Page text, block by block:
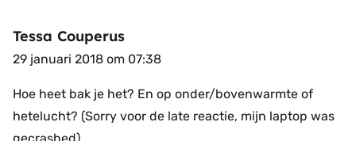
Tessa Couperus
29 januari 2018 om 07:38
Hoe heet bak je het? En op onder/bovenwarmte of
hetelucht? (Sorry voor de late reactie, mijn laptop was